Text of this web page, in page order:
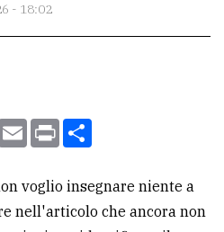
- 18:02
EmailPrint
voglio insegnare niente a
nell'articolo che ancora non